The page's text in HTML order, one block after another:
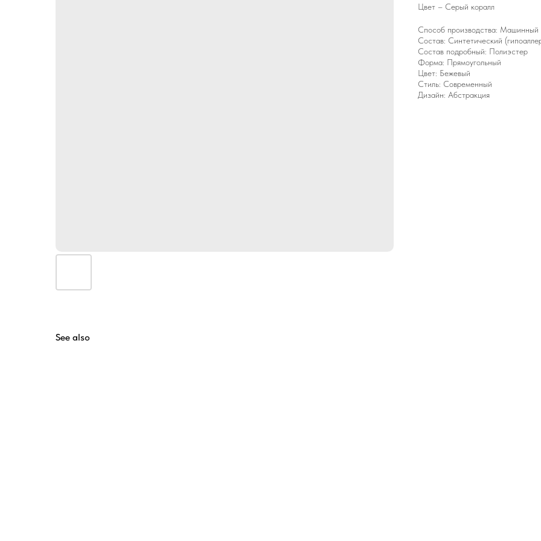
Цвет – Серый коралл
Способ производства: Машинный
Состав: Синтетический
Состав подробный: Полиэстер
Форма: Прямоугольный
Цвет: Бежевый
Стиль: Современный
Дизайн: Абстракция
See also